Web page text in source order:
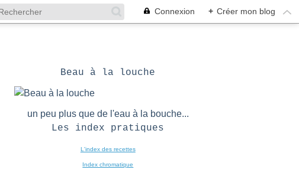
Connexion + Créer mon blog
Beau à la louche
un peu plus que de l'eau à la bouche...
Les index pratiques
L'index des recettes
Index chromatique